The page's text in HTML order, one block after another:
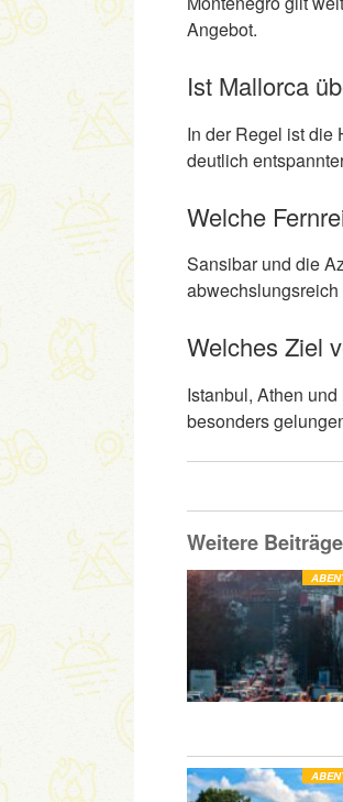
Angebot.
Ist Mallorca
In der Regel ist die
deutlich
Welche
Sansibar und die
abwechslungsreich
Welches Ziel
Istanbul, Athen
besonders
Weitere Beiträge